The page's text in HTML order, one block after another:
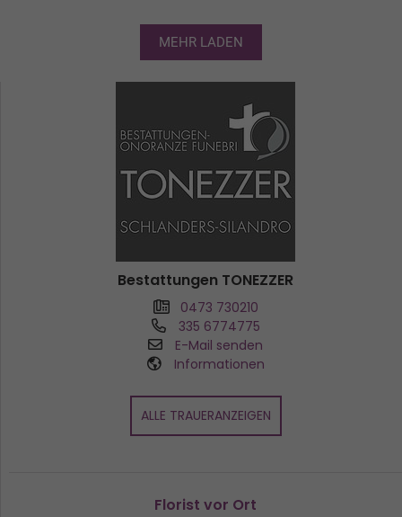
MEHR LADEN
Bestattungen TONEZZER
0473 730210
335 6774775
E-Mail senden
Informationen
ALLE TRAUERANZEIGEN
Florist vor Ort